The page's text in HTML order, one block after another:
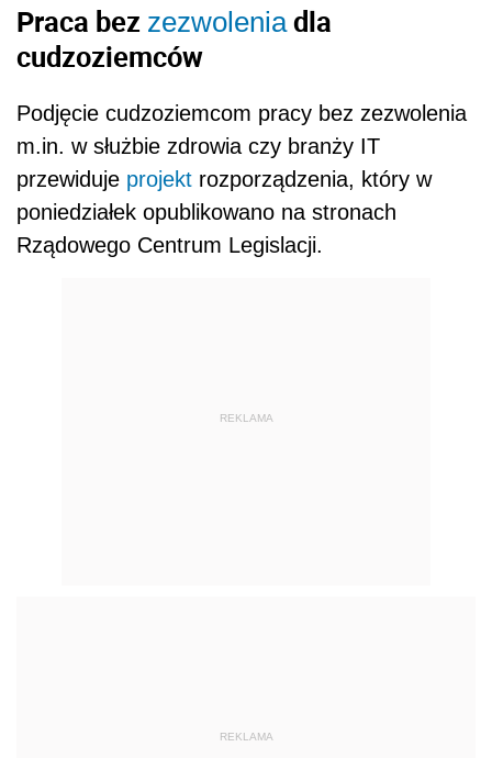
Praca bez zezwoleniadla
cudzoziemców
Podjęcie cudzoziemcom pracy bez zezwolenia
m.in. w służbie zdrowia czy branży IT
przewiduje projekt rozporządzenia, który w
poniedziałek opublikowano na stronach
Rządowego Centrum Legislacji.
REKLAMA
REKLAMA